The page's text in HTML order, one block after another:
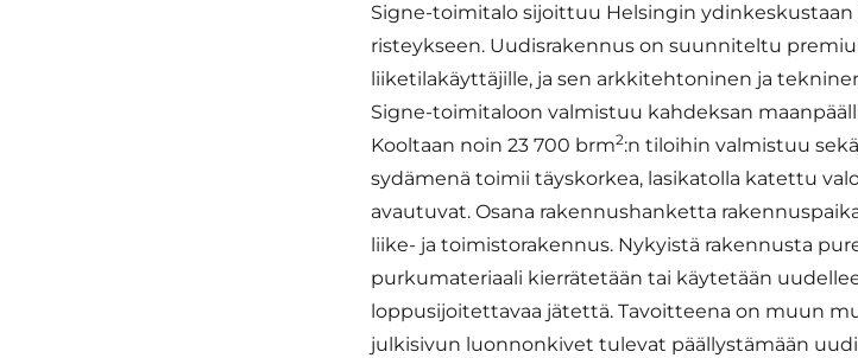
Signe-toimitalo sijoittuu Helsingin
risteykseen. Uudisrakennus on suunniteltu
liiketilakäyttäjille, ja sen arkkitehtoninen ja
Signe-toimitaloon valmistuu kahdeksan
Kooltaan noin 23 700 brm2:n tiloihin valmistuu
sydämenä toimii täyskorkea, lasikatolla katettu
avautuvat. Osana rakennushanketta
liike- ja toimistorakennus. Nykyistä rakennusta
purkumateriaali kierrätetään tai käytetään
loppusijoitettavaa jätettä. Tavoitteena on muun
julkisivun luonnonkivet tulevat päällystämään